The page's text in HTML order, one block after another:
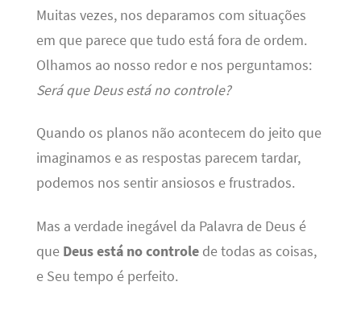
Muitas vezes, nos deparamos com situações
em que parece que tudo está fora de ordem.
Olhamos ao nosso redor e nos perguntamos:
Será que Deus está no controle?
Quando os planos não acontecem do jeito que
imaginamos e as respostas parecem tardar,
podemos nos sentir ansiosos e frustrados.
Mas a verdade inegável da Palavra de Deus é
que Deus está no controlede todas as coisas,
e Seu tempo é perfeito.